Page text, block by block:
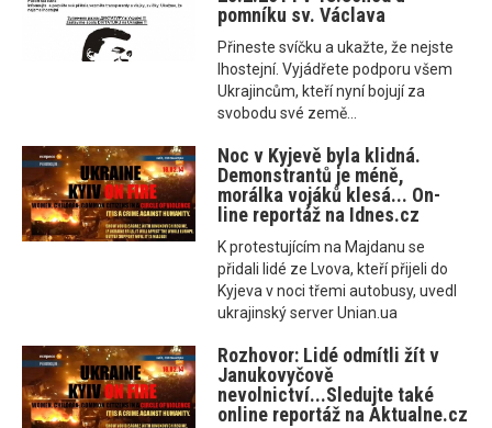
pomníku sv. Václava
Přineste svíčku a ukažte, že nejste
lhostejní. Vyjádřete podporu všem
Ukrajincům, kteří nyní bojují za
svobodu své země...
Noc v Kyjevě byla klidná.
Demonstrantů je méně,
morálka vojáků klesá... On-
line reportáž na Idnes.cz
K protestujícím na Majdanu se
přidali lidé ze Lvova, kteří přijeli do
Kyjeva v noci třemi autobusy, uvedl
ukrajinský server Unian.ua
Rozhovor: Lidé odmítli žít v
Janukovyčově
nevolnictví...Sledujte také
online reportáž na Aktualne.cz